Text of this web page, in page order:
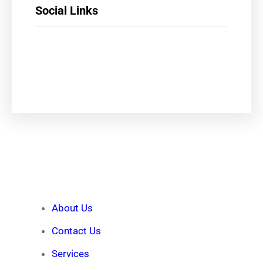
Social Links
About Us
Contact Us
Services